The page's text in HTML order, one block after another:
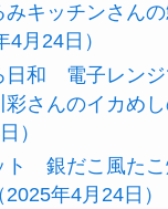
みキッチンさん
4月24日）
日和 電子レンジ
彩さんのイカめ
）
ト 銀だこ風たこ
年4月24日）